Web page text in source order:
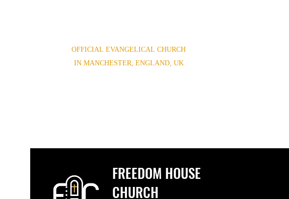
OFFICIAL EVANGELICAL CHURCH
IN MANCHESTER, ENGLAND, UK
FREEDOM HOUSE
CHURCH